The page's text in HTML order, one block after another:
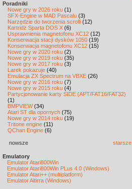
Poradniki
Nowe gry w 2026 roku (1)
SFX-Engine w MAD Pascalu (3)
Narzędzie do tworzenia scrolli (12)
Kartridż Sparta DOS X (6)
Usprawnienia magnetofonu XC12 (12)
Konserwacja stacji dysków 1050 (19)
Konserwacja magnetofonu XC12 (15)
Nowe gry w 2020 roku (2)
Nowe gry w 2019 roku (35)
Nowe gry w 2017 roku (3)
Larek pokazuje (40)
Emulacja ZX Spectrum na VBXE (26)
Nowe gry w 2016 roku (7)
Nowe gry w 2015 roku (4)
Partycjonowanie karty SIDE (APT/FAT16/FAT32)
(1)
BMPVIEW(34)
Atari ST dla opornych (75)
Nowe gry w 2014 roku (19)
Tritone engine (11)
QChan Engine (6)
nowsze starsze
Emulatory
Emulator Atari800Win
Emulator Atari800Win PLus 4.0 (Windows)
Emulator Atari++ (multiplatform)
Emulator Altirra (Windows)